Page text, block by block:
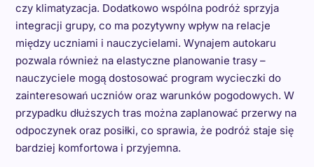
czy klimatyzacja. Dodatkowo wspólna podróż sprzyja
integracji grupy, co ma pozytywny wpływ na relacje
między uczniami i nauczycielami. Wynajem autokaru
pozwala również na elastyczne planowanie trasy –
nauczyciele mogą dostosować program wycieczki do
zainteresowań uczniów oraz warunków pogodowych. W
przypadku dłuższych tras można zaplanować przerwy na
odpoczynek oraz posiłki, co sprawia, że podróż staje się
bardziej komfortowa i przyjemna.